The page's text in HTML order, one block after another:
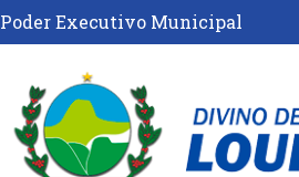
Poder Executivo Municipal